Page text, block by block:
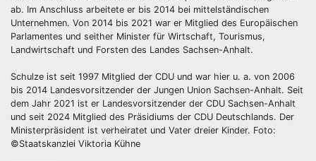
ab. Im Anschluss arbeitete er bis 2014 bei mittelständischen
Unternehmen. Von 2014 bis 2021 war er Mitglied des Europäischen
Parlamentes und seither Minister für Wirtschaft, Tourismus,
Landwirtschaft und Forsten des Landes Sachsen-Anhalt.
Schulze ist seit 1997 Mitglied der CDU und war hier u. a. von 2006
bis 2014 Landesvorsitzender der Jungen Union Sachsen-Anhalt. Seit
dem Jahr 2021 ist er Landesvorsitzender der CDU Sachsen-Anhalt
und seit 2024 Mitglied des Präsidiums der CDU Deutschlands. Der
Ministerpräsident ist verheiratet und Vater dreier Kinder. Foto:
©Staatskanzlei Viktoria Kühne